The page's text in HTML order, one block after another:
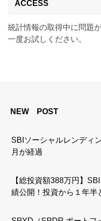
ACCESS
統計情報の取得中に問題
一度お試しください。
NEW POST
SBIソーシャルレンディ
月が経過
【総投資額388万円】
績公開！投資から１年半